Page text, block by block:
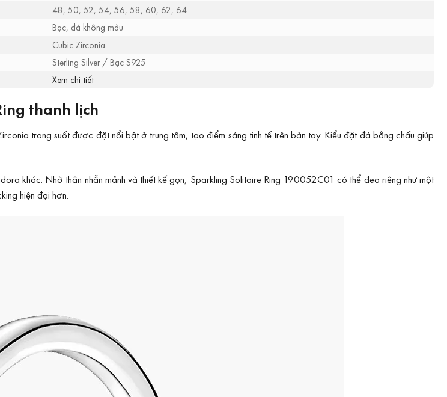
48, 50, 52, 54, 56, 58, 60, 62, 64
Bạc, đá không màu
Cubic Zirconia
Sterling Silver / Bạc S925
Xem chi tiết
thanh lịch
trong suốt được đặt nổi bật ở trung tâm, tạo điểm sáng tinh tế trên bàn tay. Kiểu đặt đá bằng chấu giúp
khác. Nhờ thân nhẫn mảnh và thiết kế gọn, Sparkling Solitaire Ring 190052C01 có thể đeo riêng như một
hiện đại hơn.